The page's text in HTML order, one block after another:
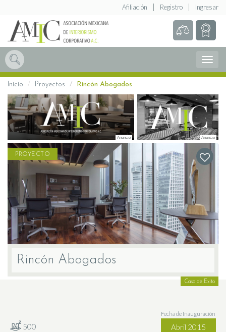
Ingresar
Registro
Afiliación
Menú
Inicio Proyectos Rincón Abogados
PROYECTO
Rincón Abogados
Caso de Exito
500
Fecha de Inauguración
Abril 2015